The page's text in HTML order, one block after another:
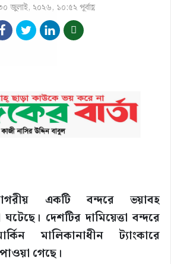
জুলাই, ২০২৬, ১০:৫২ পূর্বাহ্ণ
একটি বন্দরে ভয়াবহ
দেশটির দামিয়েত্তা বন্দরে
মালিকানাধীন ট্যাংকারে
গেছে।